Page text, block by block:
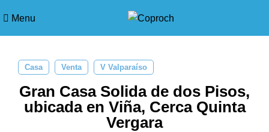
Menu
Casa Venta V Valparaíso
Gran Casa Solida de dos Pisos,
ubicada en Viña, Cerca Quinta
Vergara